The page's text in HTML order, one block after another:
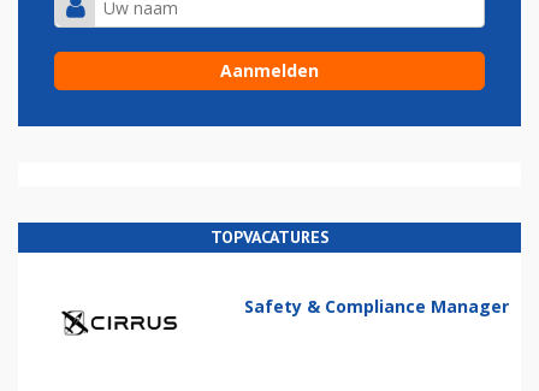
TOPVACATURES
Safety & Compliance Manager